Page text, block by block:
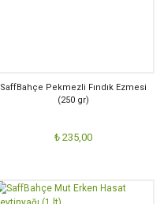
SaffBahçe Pekmezli Fındık Ezmesi
(250 gr)
₺ 235,00